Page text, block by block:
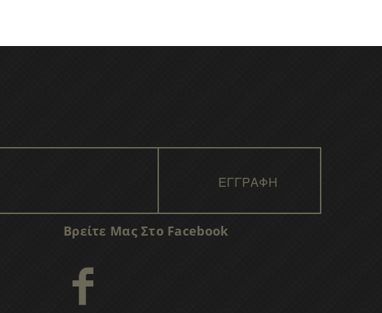
Βρείτε Μας Στο Facebook